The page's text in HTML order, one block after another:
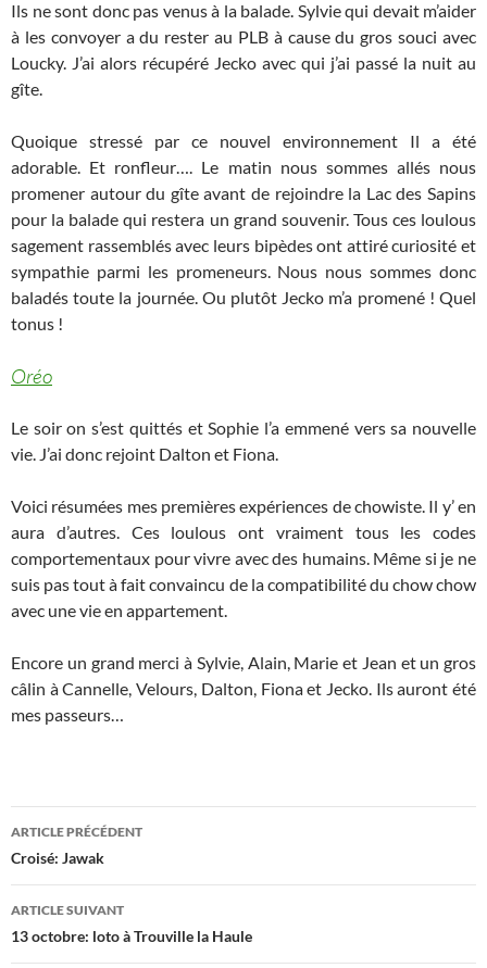
Ils ne sont donc pas venus à la balade. Sylvie qui devait m’aider
à les convoyer a du rester au PLB à cause du gros souci avec
Loucky. J’ai alors récupéré Jecko avec qui j’ai passé la nuit au
gîte.
Quoique stressé par ce nouvel environnement Il a été
adorable. Et ronfleur…. Le matin nous sommes allés nous
promener autour du gîte avant de rejoindre la Lac des Sapins
pour la balade qui restera un grand souvenir. Tous ces loulous
sagement rassemblés avec leurs bipèdes ont attiré curiosité et
sympathie parmi les promeneurs. Nous nous sommes donc
baladés toute la journée. Ou plutôt Jecko m’a promené ! Quel
tonus !
Oréo
Le soir on s’est quittés et Sophie l’a emmené vers sa nouvelle
vie. J’ai donc rejoint Dalton et Fiona.
Voici résumées mes premières expériences de chowiste. Il y’ en
aura d’autres. Ces loulous ont vraiment tous les codes
comportementaux pour vivre avec des humains. Même si je ne
suis pas tout à fait convaincu de la compatibilité du chow chow
avec une vie en appartement.
Encore un grand merci à Sylvie, Alain, Marie et Jean et un gros
câlin à Cannelle, Velours, Dalton, Fiona et Jecko. Ils auront été
mes passeurs…
Navigation
des
articles
ARTICLE PRÉCÉDENT
Croisé: Jawak
ARTICLE SUIVANT
13 octobre: loto à Trouville la Haule